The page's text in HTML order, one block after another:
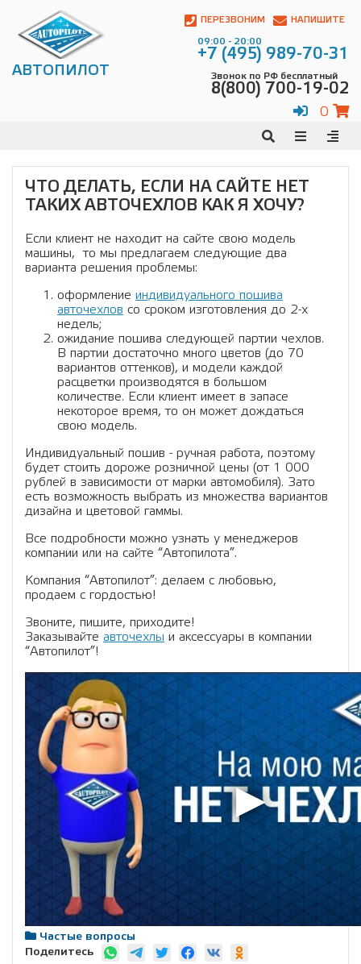
АВТОПИЛОТ
ПЕРЕЗВОНИМ НАПИШИТЕ
09:00 - 20:00
+7 (495) 989-70-31
Звонок по РФ бесплатный
8(800) 700-19-02
0
ЧТО ДЕЛАТЬ, ЕСЛИ НА САЙТЕ НЕТ
ТАКИХ АВТОЧЕХЛОВ КАК Я ХОЧУ?
Если клиент не находит на сайте свою модель
машины, то мы предлагаем следующие два
варианта решения проблемы:
оформление индивидуального пошива
авточехлов со сроком изготовления до 2-х
недель;
ожидание пошива следующей партии чехлов.
В партии достаточно много цветов (до 70
вариантов оттенков), и модели каждой
расцветки производятся в большом
количестве. Если клиент имеет в запасе
некоторое время, то он может дождаться
свою модель.
Индивидуальный пошив - ручная работа, поэтому
будет стоить дороже розничной цены (от 1 000
рублей в зависимости от марки автомобиля). Зато
есть возможность выбрать из множества вариантов
дизайна и цветовой гаммы.
Все подробности можно узнать у менеджеров
компании или на сайте “Автопилота”.
Компания “Автопилот”: делаем с любовью,
продаем с гордостью!
Звоните, пишите, приходите!
Заказывайте авточехлы и аксессуары в компании
“Автопилот”!
Частые вопросы
Поделитесь
Контакты:
Адрес:
Чагинская
700-
Телефон:+7
info@avtopilot1.ru